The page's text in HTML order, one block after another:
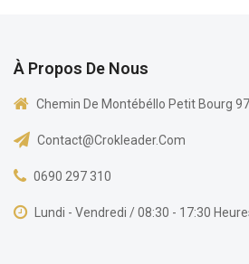
À Propos De Nous
Chemin De Montébéllo Petit Bourg
Contact@crokleader.com
0690 297 310
Lundi - Vendredi / 08:30 - 17:30